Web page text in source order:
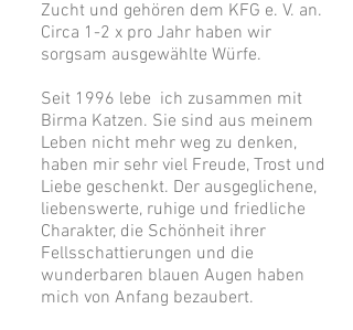
Zucht und gehören dem KFG e. V. an.
Circa 1-2 x pro Jahr haben wir
sorgsam ausgewählte Würfe.
Seit 1996 lebe ich zusammen mit
Birma Katzen. Sie sind aus meinem
Leben nicht mehr weg zu denken,
haben mir sehr viel Freude, Trost und
Liebe geschenkt. Der ausgeglichene,
liebenswerte, ruhige und friedliche
Charakter, die Schönheit ihrer
Fellsschattierungen und die
wunderbaren blauen Augen haben
mich von Anfang bezaubert.